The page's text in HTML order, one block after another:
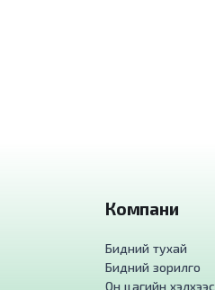
Компани
Бидний тухай
Бидний зорилго
Он цагийн хэлхээс